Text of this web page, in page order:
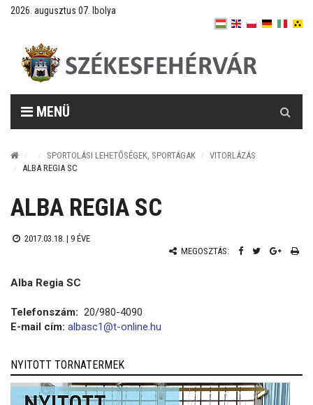
2026. augusztus 07. Ibolya
MENÜ
SPORTOLÁSI LEHETŐSÉGEK, SPORTÁGAK
VITORLÁZÁS
ALBA REGIA SC
ALBA REGIA SC
2017.03.18. | 9 ÉVE
MEGOSZTÁS:
Alba Regia SC
Telefonszám: 20/980-4090
E-mail cím: albasc1@t-online.hu
NYITOTT TORNATERMEK